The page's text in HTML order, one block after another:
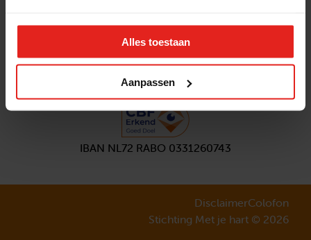
Alles toestaan
Aanpassen
IBAN NL72 RABO 0331260743
DisclaimerColofon
Stichting Met je hart © 2026